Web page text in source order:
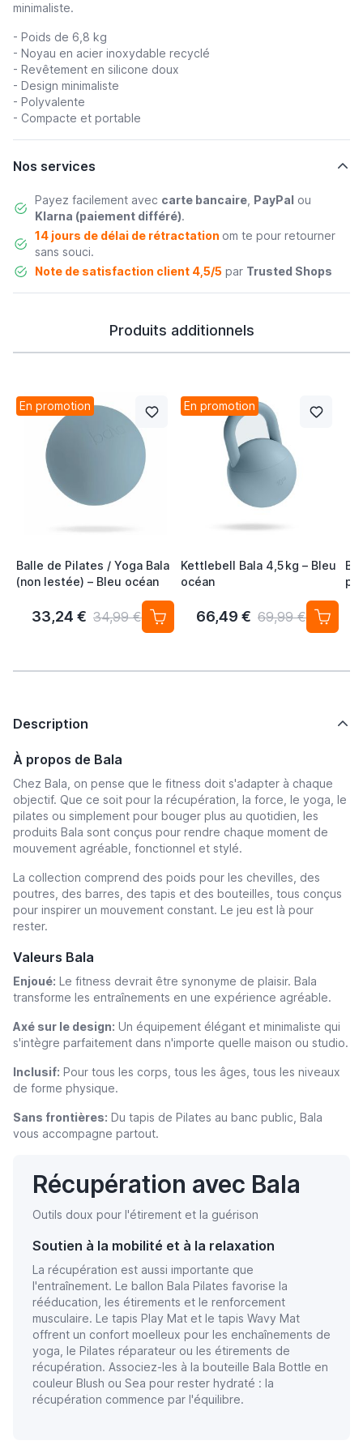
minimaliste.
- Poids de 6,8 kg
- Noyau en acier inoxydable recyclé
- Revêtement en silicone doux
- Design minimaliste
- Polyvalente
- Compacte et portable
Nos services
Payez facilement avec carte bancaire, PayPal ou
Klarna (paiement différé).
14 jours de délai de rétractation om te pour retourner
sans souci.
Note de satisfaction client 4,5/5par Trusted Shops
Produits additionnels
En promotion
Balle de Pilates / Yoga Bala
(non lestée) – Bleu océan
33,24 € 34,99 €
En promotion
Kettlebell Bala 4,5 kg – Bleu
océan
66,49 € 69,99 €
Description
À propos de Bala
Chez Bala, on pense que le fitness doit s'adapter à chaque
objectif. Que ce soit pour la récupération, la force, le yoga, le
pilates ou simplement pour bouger plus au quotidien, les
produits Bala sont conçus pour rendre chaque moment de
mouvement agréable, fonctionnel et stylé.
La collection comprend des poids pour les chevilles, des
poutres, des barres, des tapis et des bouteilles, tous conçus
pour inspirer un mouvement constant. Le jeu est là pour
rester.
Valeurs Bala
Enjoué: Le fitness devrait être synonyme de plaisir. Bala
transforme les entraînements en une expérience agréable.
Axé sur le design: Un équipement élégant et minimaliste qui
s'intègre parfaitement dans n'importe quelle maison ou studio.
Inclusif: Pour tous les corps, tous les âges, tous les niveaux
de forme physique.
Sans frontières: Du tapis de Pilates au banc public, Bala
vous accompagne partout.
Récupération avec Bala
Outils doux pour l'étirement et la guérison
Soutien à la mobilité et à la relaxation
La récupération est aussi importante que
l'entraînement. Le ballon Bala Pilates favorise la
rééducation, les étirements et le renforcement
musculaire. Le tapis Play Mat et le tapis Wavy Mat
offrent un confort moelleux pour les enchaînements de
yoga, le Pilates réparateur ou les étirements de
récupération. Associez-les à la bouteille Bala Bottle en
couleur Blush ou Sea pour rester hydraté : la
récupération commence par l'équilibre.